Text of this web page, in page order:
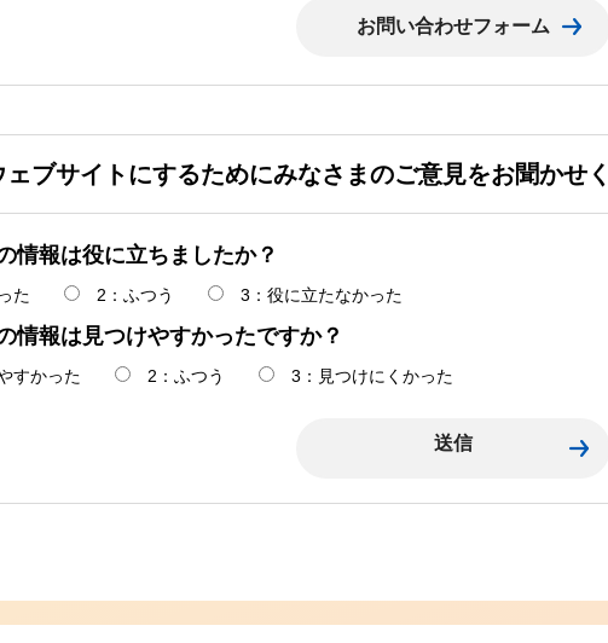
ェブサイトにするためにみなさまのご意見をお聞かせ
情報は役に立ちましたか？
た 2：ふつう 3：役に立たなかった
情報は見つけやすかったですか？
すかった 2：ふつう 3：見つけにくかった